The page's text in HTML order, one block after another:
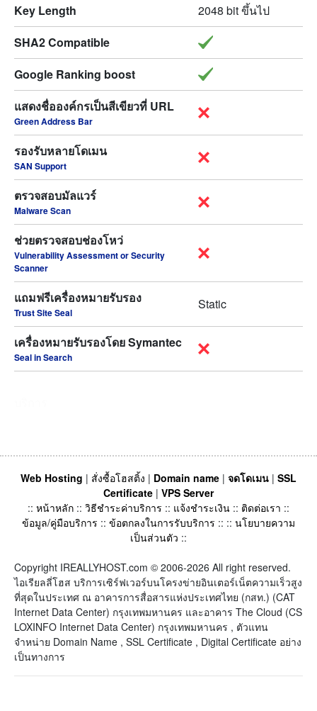
Key Length
2048 bit ขึ้นไป
SHA2 Compatible
Google Ranking boost
แสดงชื่อองค์กรเป็นสีเขียวที่ URL
Green Address Bar
รองรับหลายโดเมน
SAN Support
ตรวจสอบมัลแวร์
Malware Scan
ช่วยตรวจสอบช่องโหว่
Vulnerability Assessment or Security
Scanner
แถมฟรีเครื่องหมายรับรอง
Trust Site Seal
Static
เครื่องหมายรับรองโดย Symantec
Seal in Search
Web Hosting | สั่งซื้อโฮสติ้ง | Domain name | จดโดเมน | SSL
Certificate | VPS Server
:: หน้าหลัก :: วิธีชำระค่าบริการ :: แจ้งชำระเงิน :: ติดต่อเรา ::
ข้อมูล/คู่มือบริการ :: ข้อตกลงในการรับบริการ :: :: นโยบายความ
เป็นส่วนตัว ::
Copyright IREALLYHOST.com © 2006-2026 All right reserved.
ไอเรียลลี่โฮส บริการเซิร์ฟเวอร์บนโครงข่ายอินเตอร์เน็ตความเร็วสูง
ที่สุดในประเทศ ณ อาคารการสื่อสารแห่งประเทศไทย (กสท.) (CAT
Internet Data Center) กรุงเทพมหานคร และอาคาร The Cloud (CS
LOXINFO Internet Data Center) กรุงเทพมหานคร , ตัวแทน
จำหน่าย Domain Name , SSL Certificate , Digital Certificate อย่าง
เป็นทางการ